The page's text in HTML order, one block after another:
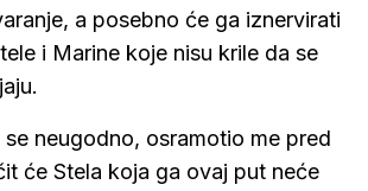
a posebno će ga iznervirati
i Marine koje nisu krile da se
neugodno, osramotio me pred
će Stela koja ga ovaj put neće